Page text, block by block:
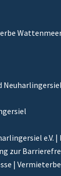
e.V. |
zur
|